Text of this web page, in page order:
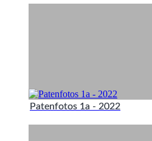
Patenfotos 1a - 2022